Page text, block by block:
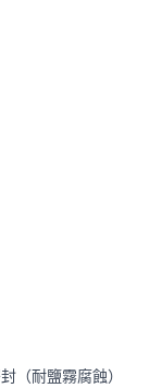
（耐鹽霧腐蝕）